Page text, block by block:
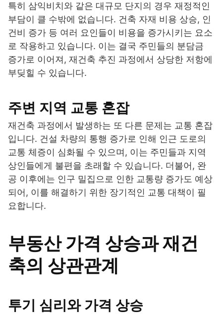
특히 삼익비치와 같은 대규모 단지의 경우 재정적인
부담이 클 수밖에 없습니다. 건축 자재 비용 상승, 인
건비 증가 등 여러 요인들이 비용을 증가시키는 요소
로 작용하고 있습니다. 이는 결국 주민들의 분담금
증가로 이어져, 재건축 추진 과정에서 상당한 저항에
부딪힐 수 있습니다.
주변 지역 교통 혼잡
재건축 과정에서 발생하는 또 다른 문제는 교통 혼잡
입니다. 건설 차량의 통행 증가로 인해 인근 도로의
교통 체증이 심화될 수 있으며, 이는 주민들과 지역
상인들에게 불편을 초래할 수 있습니다. 더불어, 완
공 이후에는 인구 밀집으로 인한 교통량 증가도 예상
되어, 이를 해결하기 위한 장기적인 교통 대책이 필
요합니다.
부동산 가격 상승과 재건
축의 상관관계
투기 심리와 가격 상승